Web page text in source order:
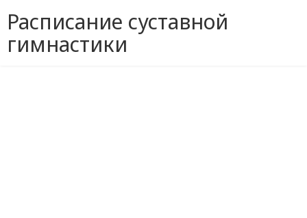
Расписание суставной
гимнастики